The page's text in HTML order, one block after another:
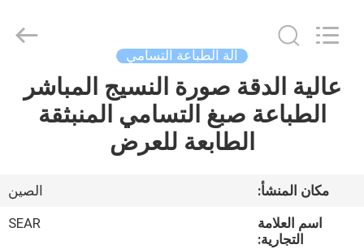
منزل
أشرطة
فيديو
Supplier
Reserved.
آلة الطباعة التسامي
عالية الدقة صورة النسيج المباشر
الطباعة صبغ التسامي المنبثقة
الطابعة للعرض
مكان المنشأ:
الصين
اسم العلامة
التجارية:
SEAR